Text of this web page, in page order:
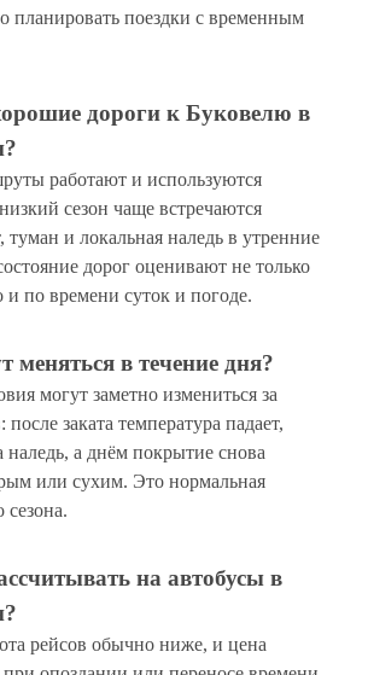
планировать поездки с временным
дороги к Буковелю в
работают и используются
сезон чаще встречаются
туман и локальная наледь в утренние
дорог оценивают не только
по времени суток и погоде.
меняться в течение дня?
могут заметно измениться за
после заката температура падает,
а днём покрытие снова
или сухим. Это нормальная
сезона.
на автобусы в
рейсов обычно ниже, и цена